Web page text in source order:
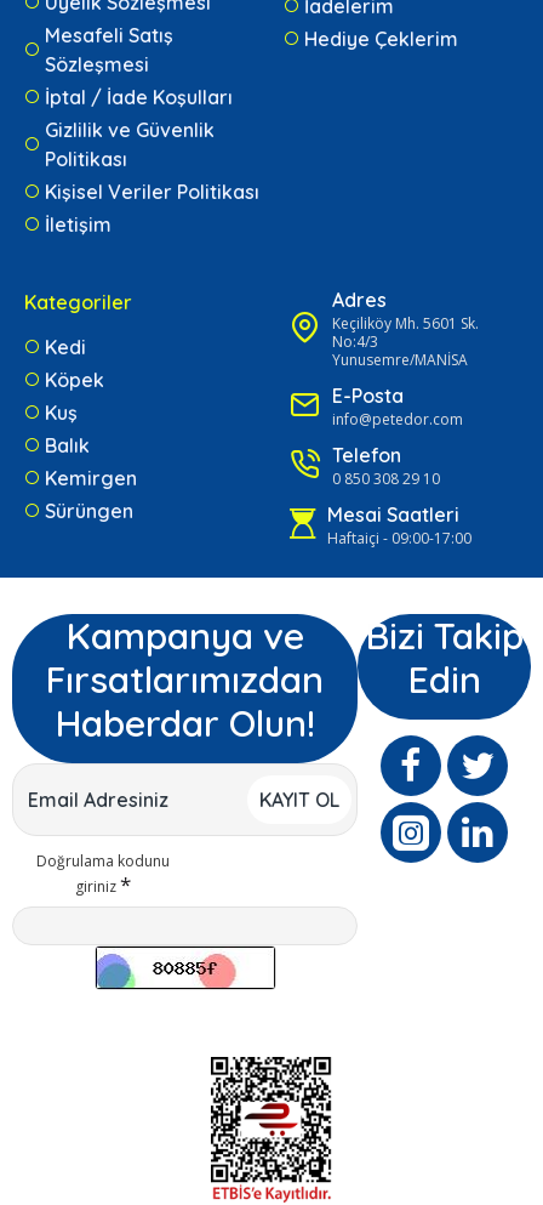
Mesafeli Satış
Sözleşmesi
İptal / İade Koşulları
Gizlilik ve Güvenlik
Politikası
Kişisel Veriler Politikası
İletişim
İadelerim
Hediye Çeklerim
Kategoriler
Kedi
Köpek
Kuş
Balık
Kemirgen
Sürüngen
Adres
Keçiliköy Mh. 5601 Sk.
No:4/3
Yunusemre/MANİSA
E-Posta
info@petedor.com
Telefon
0 850 308 29 10
Mesai Saatleri
Haftaiçi - 09:00-17:00
Kampanya ve
Fırsatlarımızdan
Haberdar Olun!
KAYIT OL
Doğrulama kodunu
giriniz
Bizi Takip
Edin